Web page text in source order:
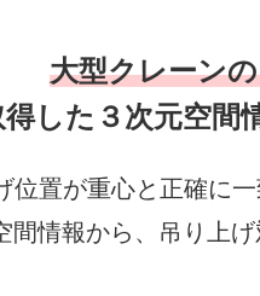
大型クレーン
した３次元空間
置が重心と正確に
情報から、吊り上